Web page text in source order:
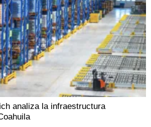
analiza la infraestructura